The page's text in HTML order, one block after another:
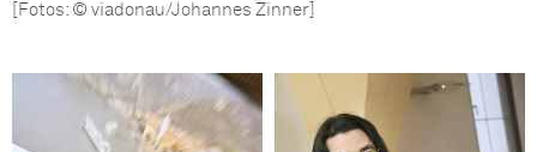
[Fotos: © viadonau/Johannes Zinner]